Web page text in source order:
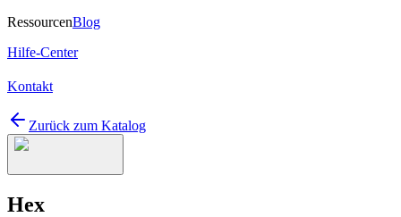
RessourcenBlog
Hilfe-Center
Kontakt
Zurück zum Katalog
Hex